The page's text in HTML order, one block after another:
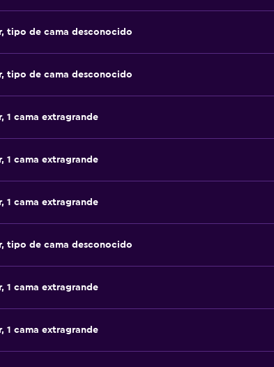
tipo de cama desconocido
tipo de cama desconocido
1 cama extragrande
1 cama extragrande
1 cama extragrande
tipo de cama desconocido
1 cama extragrande
1 cama extragrande